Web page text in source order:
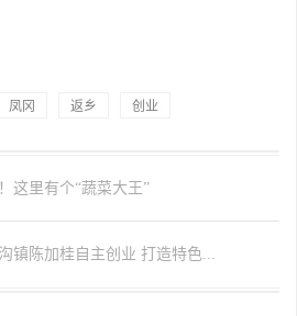
凤冈 返乡 创业
这里有个“蔬菜大王”
镇陈加桂自主创业 打造特色...